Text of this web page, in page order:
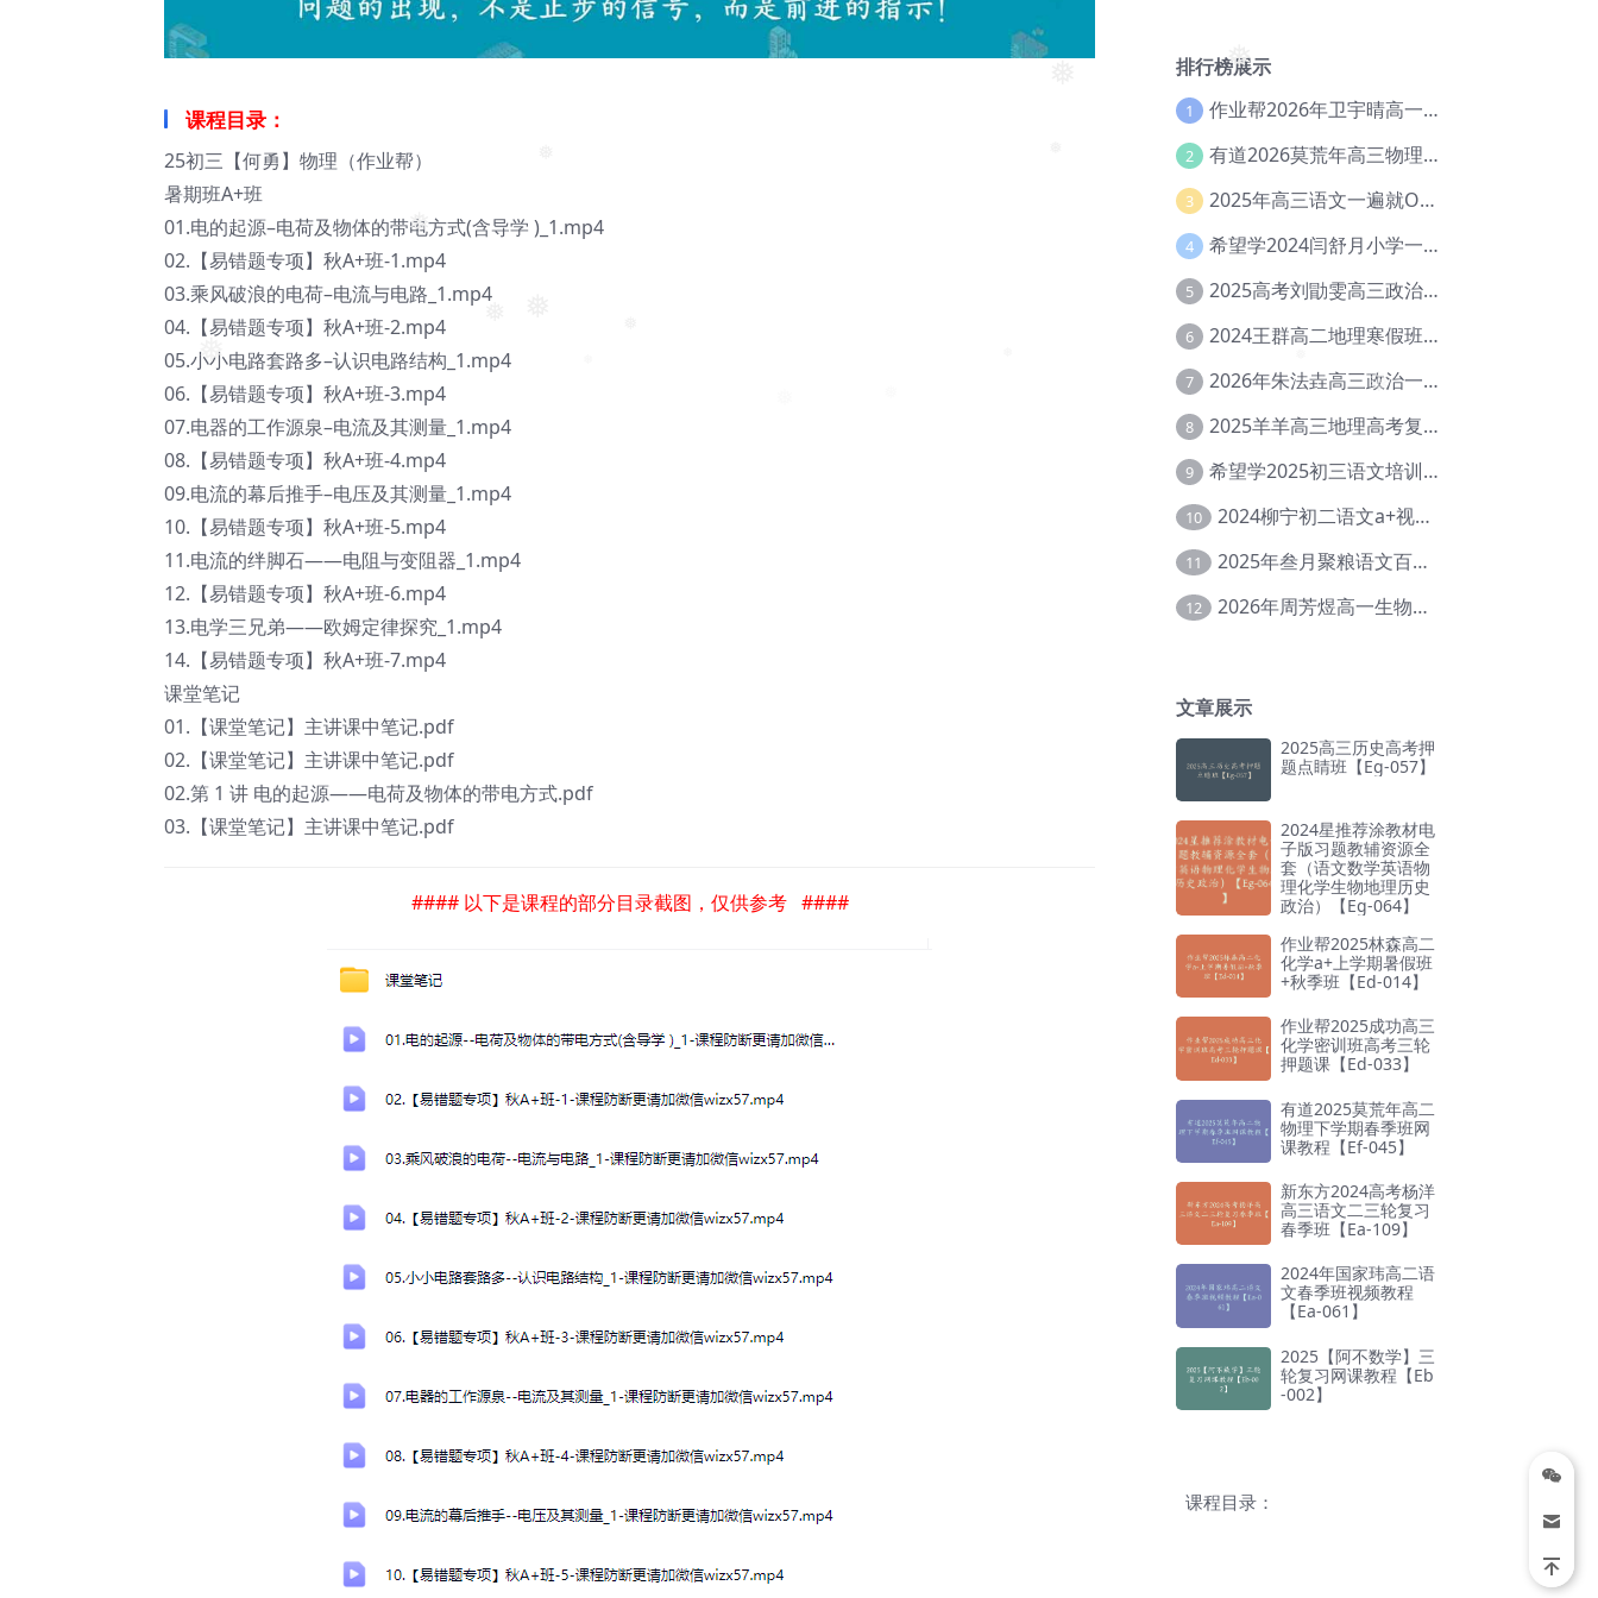
❅
❅
❅
❅
❅
❅
❅
课程目录：
25初三【何勇】物理（作业帮）
暑期班A+班
01.电的起源–电荷及物体的带电方式(含导学 )_1.mp4
02.【易错题专项】秋A+班-1.mp4
03.乘风破浪的电荷–电流与电路_1.mp4
04.【易错题专项】秋A+班-2.mp4
05.小小电路套路多–认识电路结构_1.mp4
06.【易错题专项】秋A+班-3.mp4
07.电器的工作源泉–电流及其测量_1.mp4
08.【易错题专项】秋A+班-4.mp4
09.电流的幕后推手–电压及其测量_1.mp4
10.【易错题专项】秋A+班-5.mp4
11.电流的绊脚石——电阻与变阻器_1.mp4
12.【易错题专项】秋A+班-6.mp4
13.电学三兄弟——欧姆定律探究_1.mp4
14.【易错题专项】秋A+班-7.mp4
课堂笔记
01.【课堂笔记】主讲课中笔记.pdf
02.【课堂笔记】主讲课中笔记.pdf
02.第 1 讲 电的起源——电荷及物体的带电方式.pdf
03.【课堂笔记】主讲课中笔记.pdf
#### 以下是课程的部分目录截图，仅供参考 ####
排行榜展示
1 作业帮2026年卫宇晴高一英语s上学期暑假班【冲顶班】【Ec-003】
2 有道2026莫荒年高三物理一轮复习暑假班网课教程【Ef-044】
3 2025年高三语文一遍就OK高中语文体系课【Ea-028】
4 希望学2024闫舒月小学一年级英语视频教程+讲义【Cc-004】
5 2025高考刘勖雯高三政治三轮复习网课教程【Eh-061】
6 2024王群高二地理寒假班教程【Ei-075】
7 2026年朱法垚高三政治一轮复习暑假班【Eh-041】
8 2025羊羊高三地理高考复习视频教程+讲义【Ei-051】
9 希望学2025初三语文培训班秋上A+班（秋上·全国版·A+）【Da-031】
10 2024柳宁初二语文a+视频教程+课堂笔记+讲义（暑假班+秋季班）【Da-003】
11 2025年叁月聚粮语文百日冲刺｜荡平玄学诅咒【Ea-001】
12 2026年周芳煜高一生物上学期网课教程【Ee-056】
文章展示
2025高三历史高考押
题点睛班【Eg-057】
2024星推荐涂教材电
子版习题教辅资源全
套（语文数学英语物
理化学生物地理历史
政治）【Eg-064】
作业帮2025林森高二
化学a+上学期暑假班
+秋季班【Ed-014】
作业帮2025成功高三
化学密训班高考三轮
押题课【Ed-033】
有道2025莫荒年高二
物理下学期春季班网
课教程【Ef-045】
新东方2024高考杨洋
高三语文二三轮复习
春季班【Ea-109】
2024年国家玮高二语
文春季班视频教程
【Ea-061】
2025【阿不数学】三
轮复习网课教程【Eb
-002】
课程目录：